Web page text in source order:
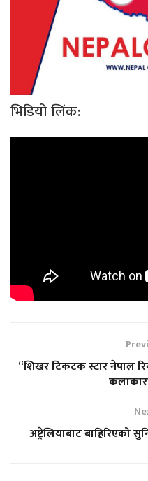
भिडियो लिंक:
“शिखर टिकटक स्टार नेपाल
अष्ट्रेलियाबाट बाहिरिएको